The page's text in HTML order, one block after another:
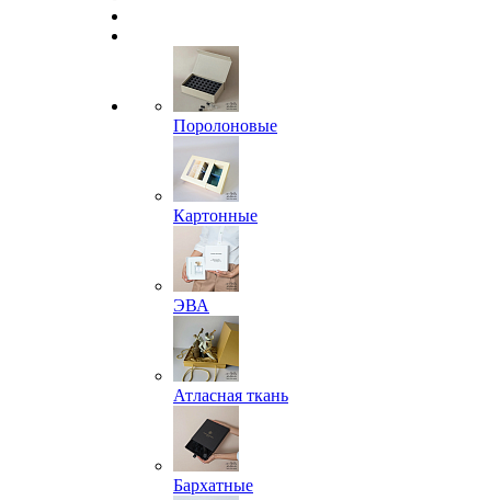
Поролоновые
Картонные
ЭВА
Атласная ткань
Бархатные